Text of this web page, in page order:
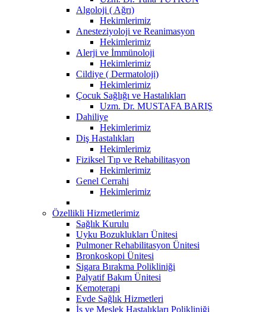
Algoloji ( Ağrı)
Hekimlerimiz
Anesteziyoloji ve Reanimasyon
Hekimlerimiz
Alerji ve İmmünoloji
Hekimlerimiz
Cildiye ( Dermatoloji)
Hekimlerimiz
Çocuk Sağlığı ve Hastalıkları
Uzm. Dr. MUSTAFA BARIŞ
Dahiliye
Hekimlerimiz
Diş Hastalıkları
Hekimlerimiz
Fiziksel Tıp ve Rehabilitasyon
Hekimlerimiz
Genel Cerrahi
Hekimlerimiz
Özellikli Hizmetlerimiz
Sağlık Kurulu
Uyku Bozuklukları Ünitesi
Pulmoner Rehabilitasyon Ünitesi
Bronkoskopi Ünitesi
Sigara Bırakma Polikliniği
Palyatif Bakım Ünitesi
Kemoterapi
Evde Sağlık Hizmetleri
İş ve Meslek Hastalıkları Polikliniği